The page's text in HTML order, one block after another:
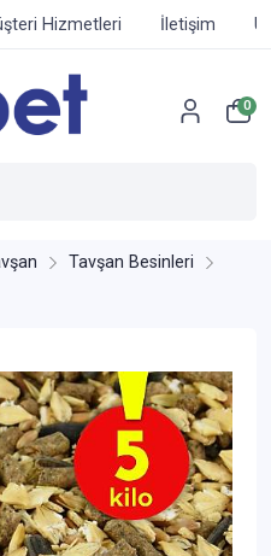
Hizmetleri İletişim
0
Tavşan Besinleri